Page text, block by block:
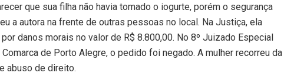
que sua filha não havia tomado o iogurte, porém o segurança
a autora na frente de outras pessoas no local. Na Justiça, ela
danos morais no valor de R$ 8.800,00. No 8º Juizado Especial
de Porto Alegre, o pedido foi negado. A mulher recorreu da
abuso de direito.